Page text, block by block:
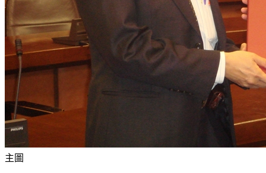
主圖